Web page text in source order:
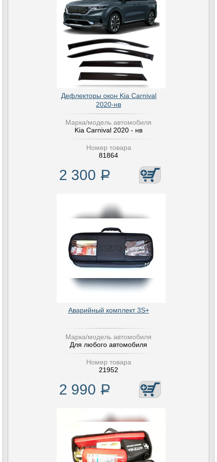
Дефлекторы окон Kia Carnival
2020-нв
Марка/модель автомобиля
Kia Carnival 2020 - нв
Номер товара
81864
2 300 Р
Аварийный комплект 3S+
Марка/модель автомобиля
Для любого автомобиля
Номер товара
21952
2 990 Р